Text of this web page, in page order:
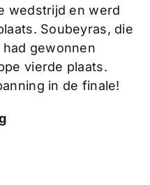
wedstrijd en werd
Soubeyras, die
gewonnen
vierde plaats.
in de finale!